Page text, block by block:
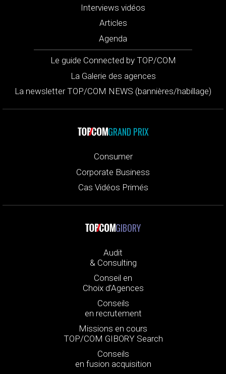
Interviews vidéos
Articles
Agenda
Le guide Connected by TOP/COM
La Galerie des agences
La newsletter TOP/COM NEWS (bannières/habillage)
GRAND PRIX
Consumer
Corporate Business
Cas Vidéos Primés
GIBORY
Audit
& Consulting
Conseil en
Choix d’Agences
Conseils
en recrutement
Missions en cours
TOP/COM GIBORY Search
Conseils
en fusion acquisition